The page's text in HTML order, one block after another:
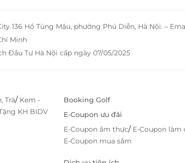
136 Hồ Tùng Mậu, phường Phú Diễn, Hà Nội. –
Minh
Đầu Tư Hà Nội cấp ngày 07/05/2025
Trà/ Kem -
KH BIDV
Booking Golf
E-Coupon ưu đãi
E-Coupon ẩm thực/ E-Coupon làm
E-Coupon mua sắm